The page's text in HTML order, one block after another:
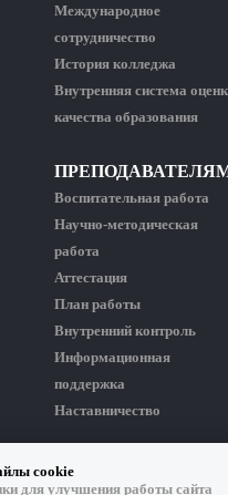
Международное
сотрудничество
История колледжа
Внутренняя система
качества образования
Воспитательная работа
Научно-методическая
работа
Аттестация
План работы
Внутренний контроль
Информационная
поддержка
Наставничество
КИРЕНСКИЙ
cookie
для улучшения работы сайта